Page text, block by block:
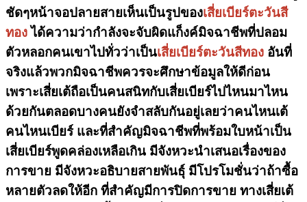
ชัดๆหน้าจอปลายสายเห็นเป็นรูปของเสี่ยเบียร์ตะวันสี
ทองได้ความว่ากำลังจะจับผิดแก็งค์มิจฉาชีพที่ปลอม
ตัวหลอกคนเขาไปทั่วว่าเป็นเสี่ยเบียร์ตะวันสีทอง อันที่
จริงแล้วพวกมิจฉาชีพควรจะศึกษาข้อมูลให้ดีก่อน
เพราะเสี่ยเต้ถือเป็นคนสนิทกับเสี่ยเบียร์ไปไหนมาไหน
ด้วยกันตลอดบางคนยังจำสลับกันอยู่เลยว่าคนไหนเต้
คนไหนเบียร์ และที่สำคัญมิจฉาชีพที่พร้อมใบหน้าเป็น
เสี่ยเบียร์พูดคล่องเหลือเกิน มีจังหวะนำเสนอเรื่องของ
การขาย มีจังหวะอธิบายสายพันธุ์ มีโปรโมชั่นว่าถ้าซื้อ
หลายตัวลดให้อีก ที่สำคัญมีการปิดการขาย ทางเสี่ยเต้